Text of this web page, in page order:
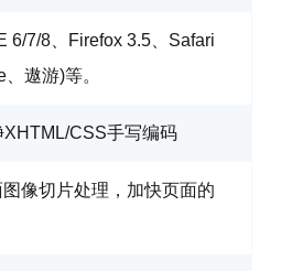
6/7/8、Firefox 3.5、Safari
遨游)等。
CSS手写编码
像切片处理，加快页面的